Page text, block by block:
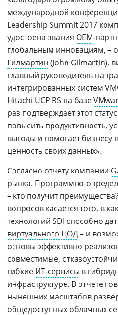
международной
Leadership Summit 2017
удостоена звания OEM-
глобальным инновациям, –
Гилмартин (John Gilmartin),
главный руководитель
интегрированных систем
Hitachi UCP RS на базе
раз подтверждает этот
повысить продуктивность,
выгоды и помогает бизнесу
ценность своих данных».
Согласно отчету компании
рынка. Программно-
– кто получит
вопросов касается того, в
технологий SDI способно
виртуального ЦОД– и
основы эффективно
совместимые,
гибкие ИТ-сервисы в
инфраструктуре. В отчете
нынешних масштабов
общедоступных облачных